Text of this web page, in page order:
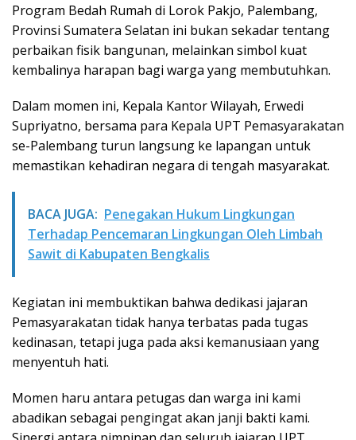
Program Bedah Rumah di Lorok Pakjo, Palembang,
Provinsi Sumatera Selatan ini bukan sekadar tentang
perbaikan fisik bangunan, melainkan simbol kuat
kembalinya harapan bagi warga yang membutuhkan.
Dalam momen ini, Kepala Kantor Wilayah, Erwedi
Supriyatno, bersama para Kepala UPT Pemasyarakatan
se-Palembang turun langsung ke lapangan untuk
memastikan kehadiran negara di tengah masyarakat.
BACA JUGA: Penegakan Hukum Lingkungan
Terhadap Pencemaran Lingkungan Oleh Limbah
Sawit di Kabupaten Bengkalis
Kegiatan ini membuktikan bahwa dedikasi jajaran
Pemasyarakatan tidak hanya terbatas pada tugas
kedinasan, tetapi juga pada aksi kemanusiaan yang
menyentuh hati.
Momen haru antara petugas dan warga ini kami
abadikan sebagai pengingat akan janji bakti kami.